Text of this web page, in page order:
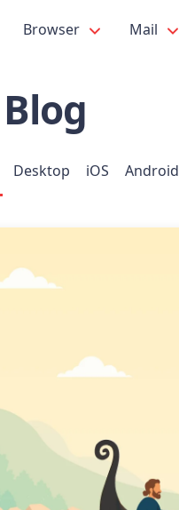
Browser Mail
Desktop iOS Android